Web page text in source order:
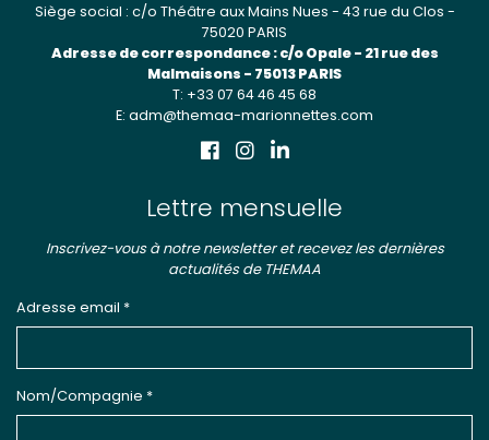
Siège social : c/o Théâtre aux Mains Nues - 43 rue du Clos -
75020 PARIS
Adresse de correspondance : c/o Opale - 21 rue des
Malmaisons - 75013 PARIS
T: +33 07 64 46 45 68
E: adm@themaa-marionnettes.com
Lettre mensuelle
Inscrivez-vous à notre newsletter et recevez les dernières
actualités de THEMAA
Adresse email *
Nom/Compagnie *